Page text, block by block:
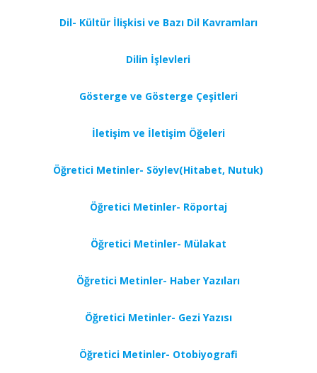
Dil- Kültür İlişkisi ve Bazı Dil Kavramları
Dilin İşlevleri
Gösterge ve Gösterge Çeşitleri
İletişim ve İletişim Öğeleri
Öğretici Metinler- Söylev(Hitabet, Nutuk)
Öğretici Metinler- Röportaj
Öğretici Metinler- Mülakat
Öğretici Metinler- Haber Yazıları
Öğretici Metinler- Gezi Yazısı
Öğretici Metinler- Otobiyografi